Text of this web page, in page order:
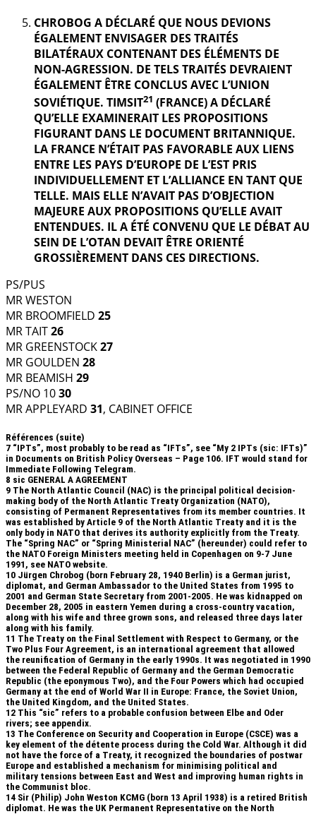
CHROBOG A DÉCLARÉ QUE NOUS DEVIONS
ÉGALEMENT ENVISAGER DES TRAITÉS
BILATÉRAUX CONTENANT DES ÉLÉMENTS DE
NON-AGRESSION. DE TELS TRAITÉS DEVRAIENT
ÉGALEMENT ÊTRE CONCLUS AVEC L’UNION
SOVIÉTIQUE. TIMSIT21 (FRANCE) A DÉCLARÉ
QU’ELLE EXAMINERAIT LES PROPOSITIONS
FIGURANT DANS LE DOCUMENT BRITANNIQUE.
LA FRANCE N’ÉTAIT PAS FAVORABLE AUX LIENS
ENTRE LES PAYS D’EUROPE DE L’EST PRIS
INDIVIDUELLEMENT ET L’ALLIANCE EN TANT QUE
TELLE. MAIS ELLE N’AVAIT PAS D’OBJECTION
MAJEURE AUX PROPOSITIONS QU’ELLE AVAIT
ENTENDUES. IL A ÉTÉ CONVENU QUE LE DÉBAT AU
SEIN DE L’OTAN DEVAIT ÊTRE ORIENTÉ
GROSSIÈREMENT DANS CES DIRECTIONS.
PS/PUS
MR WESTON
MR BROOMFIELD 25
MR TAIT26
MR GREENSTOCK27
MR GOULDEN 28
MR BEAMISH 29
PS/NO 1030
MR APPLEYARD 31, CABINET OFFICE
Références (suite)
7 “IPTs”, most probably to be read as “IFTs”, see “My 2 IPTs (sic: IFTs)”
in Documents on British Policy Overseas – Page 106. IFT would stand for
Immediate Following Telegram.
8 sic GENERAL A AGREEMENT
9 The North Atlantic Council (NAC) is the principal political decision-
making body of the North Atlantic Treaty Organization (NATO),
consisting of Permanent Representatives from its member countries. It
was established by Article 9 of the North Atlantic Treaty and it is the
only body in NATO that derives its authority explicitly from the Treaty.
The “Spring NAC” or “Spring Ministerial NAC” (hereunder) could refer to
the NATO Foreign Ministers meeting held in Copenhagen on 9-7 June
1991, see NATO website.
10 Jürgen Chrobog (born February 28, 1940 Berlin) is a German jurist,
diplomat, and German Ambassador to the United States from 1995 to
2001 and German State Secretary from 2001-2005. He was kidnapped on
December 28, 2005 in eastern Yemen during a cross-country vacation,
along with his wife and three grown sons, and released three days later
along with his family.
11 The Treaty on the Final Settlement with Respect to Germany, or the
Two Plus Four Agreement, is an international agreement that allowed
the reunification of Germany in the early 1990s. It was negotiated in 1990
between the Federal Republic of Germany and the German Democratic
Republic (the eponymous Two), and the Four Powers which had occupied
Germany at the end of World War II in Europe: France, the Soviet Union,
the United Kingdom, and the United States.
12 This “sic” refers to a probable confusion between Elbe and Oder
rivers; see appendix.
13 The Conference on Security and Cooperation in Europe (CSCE) was a
key element of the détente process during the Cold War. Although it did
not have the force of a Treaty, it recognized the boundaries of postwar
Europe and established a mechanism for minimising political and
military tensions between East and West and improving human rights in
the Communist bloc.
14 Sir (Philip) John Weston KCMG (born 13 April 1938) is a retired British
diplomat. He was the UK Permanent Representative on the North